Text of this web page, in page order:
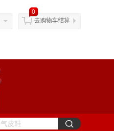
0
去购物车结算